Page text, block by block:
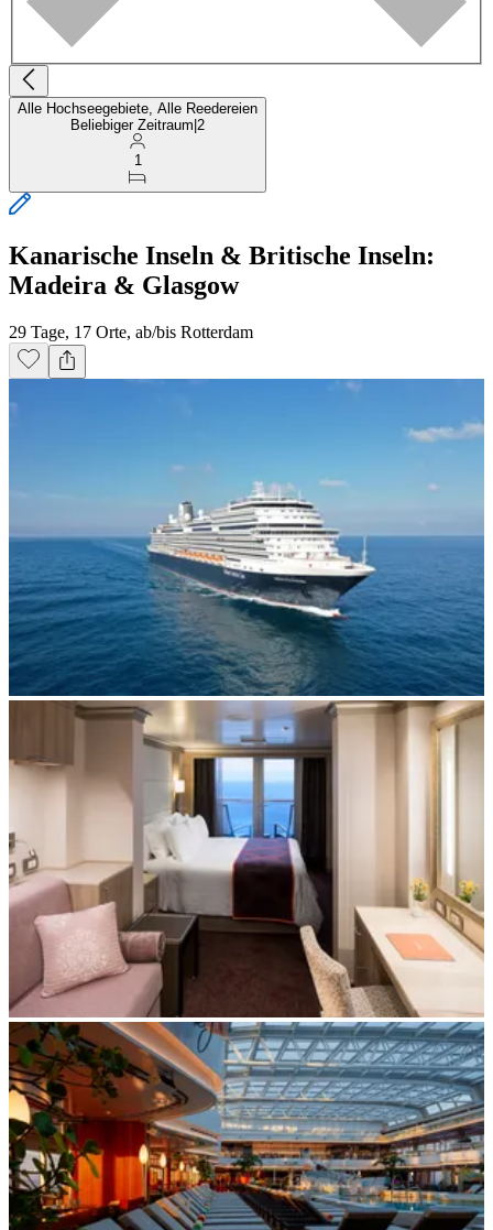
Alle Hochseegebiete, Alle Reedereien
Beliebiger Zeitraum 2
1
Kanarische Inseln & Britische Inseln:
Madeira & Glasgow
29 Tage, 17 Orte, ab/bis Rotterdam